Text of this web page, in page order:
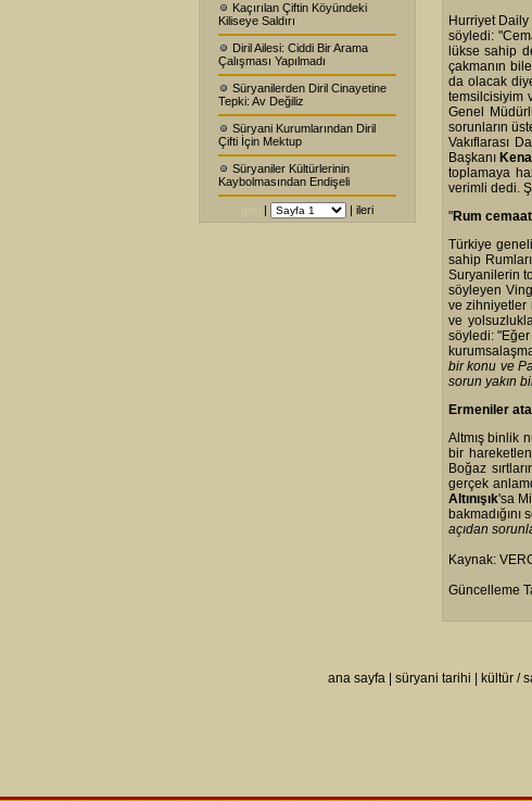
Kaçırılan Çiftin Köyündeki
Kiliseye Saldırı
Diril Ailesi: Ciddi Bir Arama
Çalışması Yapılmadı
Süryanilerden Diril Cinayetine
Tepki: Av Değiliz
Süryani Kurumlarından Diril
Çifti İçin Mektup
Süryaniler Kültürlerinin
Kaybolmasından Endişeli
| | ileri
Hurriyet
söyledi:
lükse sahip
çakmanın
da olacak
temsilcisiyim
Genel
sorunların
Vakıflarası
Başkanı
toplamaya
verimli dedi.
"Rum
Türkiye
sahip
Suryanilerin
söyleyen
ve zihniyetler
ve
söyledi:
bir konu ve
sorun yakın
Ermeniler
Altmış binlik
bir
Boğaz
gerçek
Altınışık'sa
açıdan
Kaynak:
Güncelleme
ana sayfa| süryani tarihi kültür /